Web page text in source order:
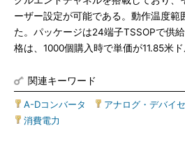
ーザー設定が可能である。動作温度
た。パッケージは24端子TSSOPで供
格は、1000個購入時で単価が11.85米ド
関連キーワード
A-Dコンバータ アナログ・デバイ
消費電力